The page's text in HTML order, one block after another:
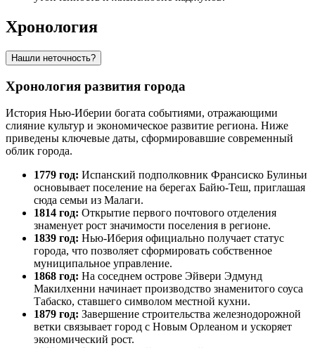
Хронология
Нашли неточность?
Хронология развития города
История Нью-Иберии богата событиями, отражающими
слияние культур и экономическое развитие региона. Ниже
приведены ключевые даты, сформировавшие современный
облик города.
1779 год: Испанский подполковник Франсиско Булиньи
основывает поселение на берегах Байю-Теш, приглашая
сюда семьи из Малаги.
1814 год: Открытие первого почтового отделения
знаменует рост значимости поселения в регионе.
1839 год: Нью-Иберия официально получает статус
города, что позволяет сформировать собственное
муниципальное управление.
1868 год: На соседнем острове Эйвери Эдмунд
Макилхенни начинает производство знаменитого соуса
Табаско, ставшего символом местной кухни.
1879 год: Завершение строительства железнодорожной
ветки связывает город с Новым Орлеаном и ускоряет
экономический рост.